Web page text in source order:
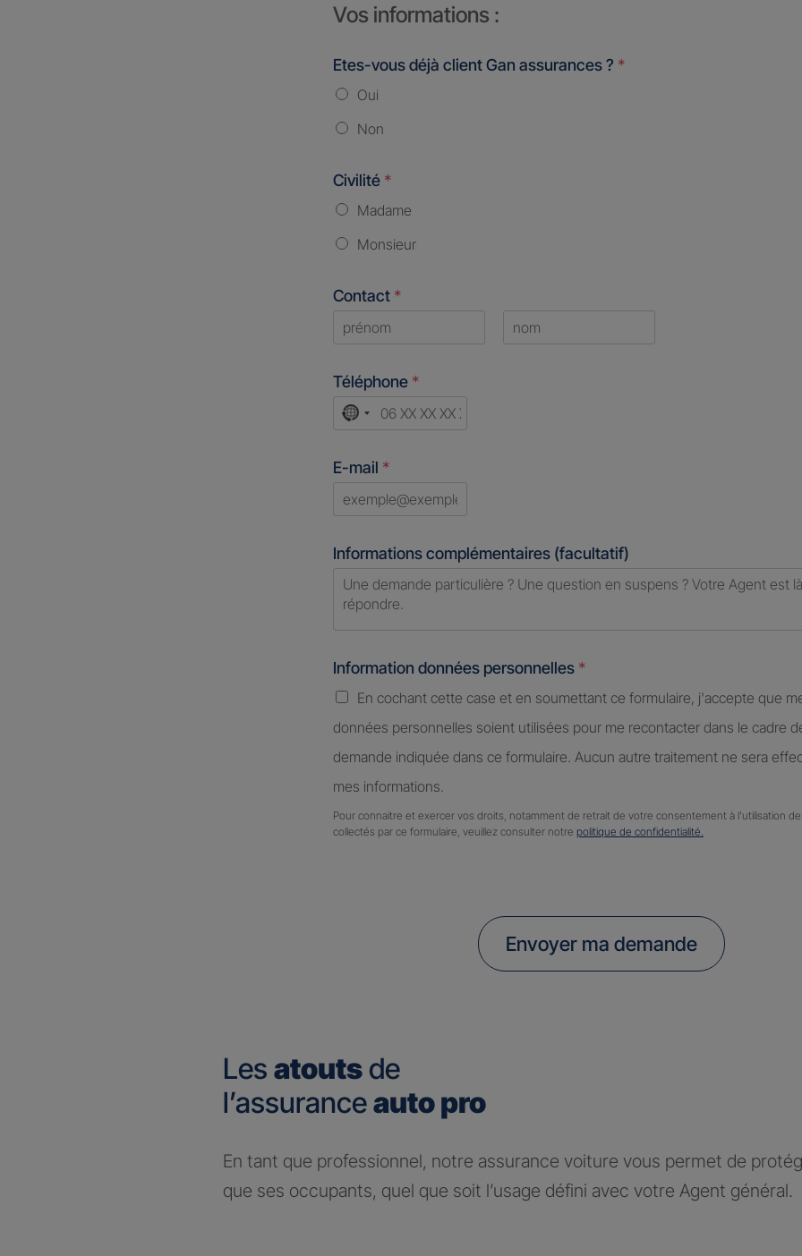
Vos informations :
Etes-vous déjà client Gan assurances ? *
Oui
Non
Civilité *
Madame
Monsieur
Contact *
Téléphone *
No
selected
E-mail *
Informations complémentaires (facultatif)
Information données personnelles *
En cochant cette case et en soumettant ce formulaire, j'accepte que
données personnelles soient utilisées pour me recontacter dans le cadre
demande indiquée dans ce formulaire. Aucun autre traitement ne sera
mes informations.
Pour connaitre et exercer vos droits, notamment de retrait de votre consentement à l'utilisation
collectés par ce formulaire, veuillez consulter notre politique de confidentialité.
Envoyer ma demande
Les atoutsde
l’assuranceauto pro
En tant que professionnel, notre assurance voiture vous permet de
que ses occupants, quel que soit l’usage défini avec votre Agent général.